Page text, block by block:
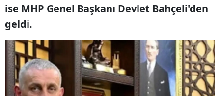
ise MHP Genel Başkanı Devlet Bahçeli'den
geldi.